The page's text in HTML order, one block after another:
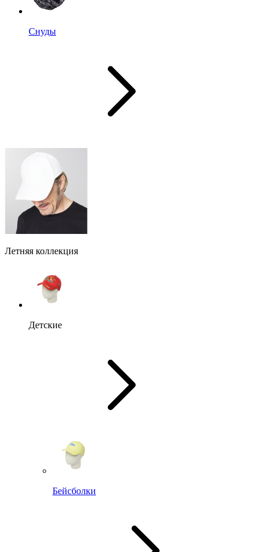
Снуды
Летняя коллекция
Детские
Бейсболки